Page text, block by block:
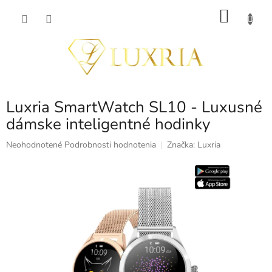
Luxria SmartWatch SL10 - Luxusné
dámske inteligentné hodinky
Priemerné
Neohodnotené Podrobnosti hodnotenia Značka: Luxria